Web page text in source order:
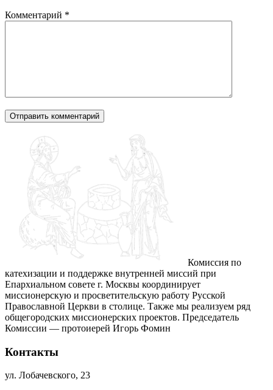
Комментарий *
Комиссия по
катехизации и поддержке внутренней миссий при
Епархиальном совете г. Москвы координирует
миссионерскую и просветительскую работу Русской
Православной Церкви в столице. Также мы реализуем ряд
общегородских миссионерских проектов. Председатель
Комиссии — протоиерей Игорь Фомин
Контакты
ул. Лобачевского, 23